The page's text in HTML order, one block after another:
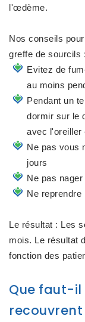
l'œdème.
Nos conseils
greffe de sourcils :
Evitez de
au moins
Pendant un
dormir sur le
avec l'oreiller
Ne pas vous
jours
Ne pas
Ne
Le résultat : Les
mois. Le résultat
fonction des
Que faut-il